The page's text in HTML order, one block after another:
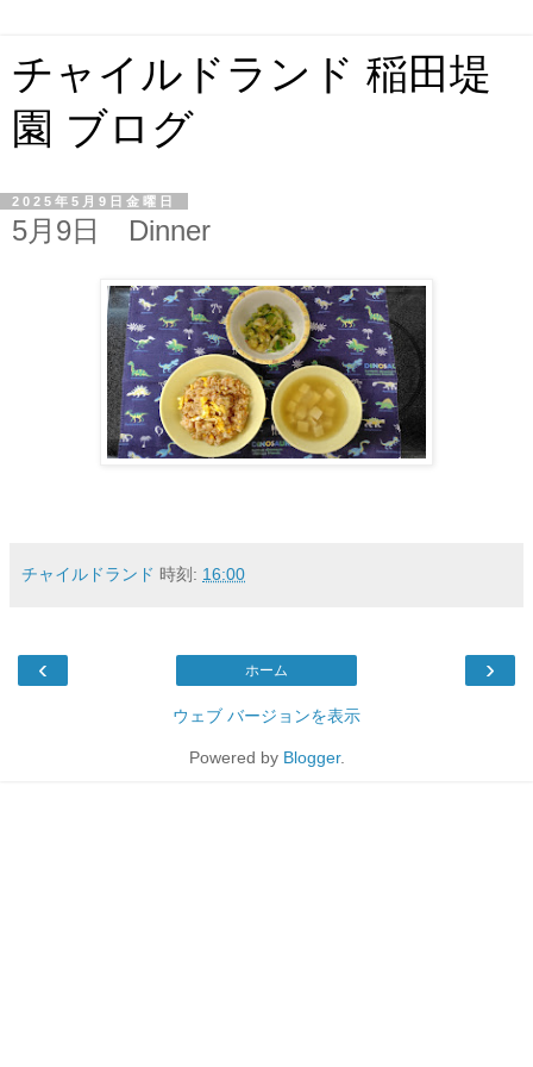
チャイルドランド 稲田堤
園 ブログ
2025年5月9日金曜日
5月9日 Dinner
チャイルドランド 時刻: 16:00
‹ ›
ホーム
ウェブ バージョンを表示
Powered by Blogger.